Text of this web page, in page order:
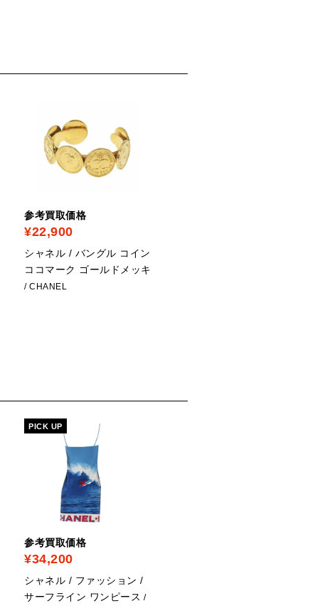
参考買取価格
¥22,900
シャネル / バングル コイン
ココマーク ゴールドメッキ
/ CHANEL
PICK UP
参考買取価格
¥34,200
シャネル / ファッション /
サーフライン ワンピース /